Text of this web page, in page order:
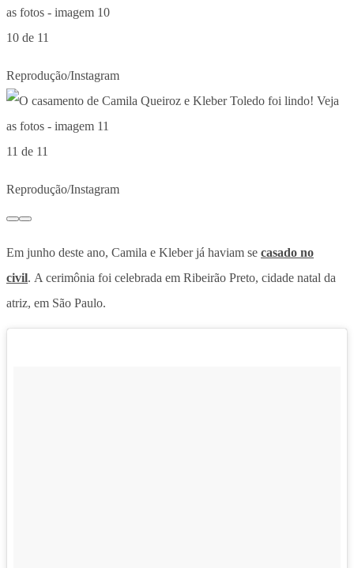
10 de 11
Reprodução/Instagram
11 de 11
Reprodução/Instagram
Em junho deste ano, Camila e Kleber já haviam se casado no
civil. A cerimônia foi celebrada em Ribeirão Preto, cidade natal da
atriz, em São Paulo.